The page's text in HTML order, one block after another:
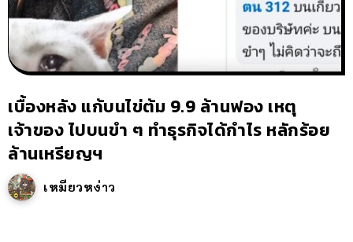
เบื้องหลัง แก้บนไข่ต้ม 9.9 ล้านฟอง เหตุ
เจ้าของ ไปบนขำ ๆ ทำธุรกิจได้กำไร หลักร้อย
ล้านเหรียญฯ
เหมียวหง่าว